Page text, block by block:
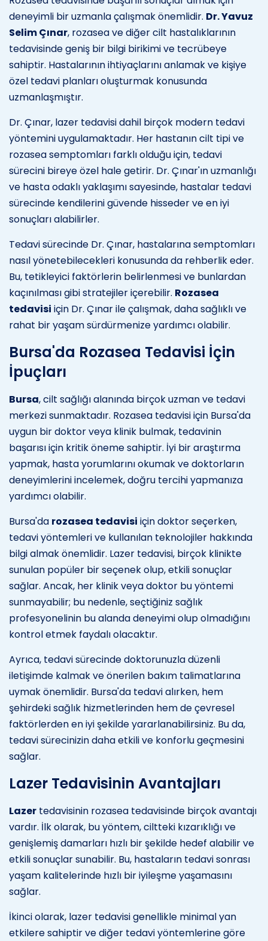
deneyimli bir uzmanla çalışmak önemlidir. Dr. Yavuz
Selim Çınar, rozasea ve diğer cilt hastalıklarının
tedavisinde geniş bir bilgi birikimi ve tecrübeye
sahiptir. Hastalarının ihtiyaçlarını anlamak ve kişiye
özel tedavi planları oluşturmak konusunda
uzmanlaşmıştır.
Dr. Çınar, lazer tedavisi dahil birçok modern tedavi
yöntemini uygulamaktadır. Her hastanın cilt tipi ve
rozasea semptomları farklı olduğu için, tedavi
sürecini bireye özel hale getirir. Dr. Çınar'ın uzmanlığı
ve hasta odaklı yaklaşımı sayesinde, hastalar tedavi
sürecinde kendilerini güvende hisseder ve en iyi
sonuçları alabilirler.
Tedavi sürecinde Dr. Çınar, hastalarına semptomları
nasıl yönetebilecekleri konusunda da rehberlik eder.
Bu, tetikleyici faktörlerin belirlenmesi ve bunlardan
kaçınılması gibi stratejiler içerebilir. Rozasea
tedavisi için Dr. Çınar ile çalışmak, daha sağlıklı ve
rahat bir yaşam sürdürmenize yardımcı olabilir.
Bursa'da Rozasea Tedavisi İçin
İpuçları
Bursa, cilt sağlığı alanında birçok uzman ve tedavi
merkezi sunmaktadır. Rozasea tedavisi için Bursa'da
uygun bir doktor veya klinik bulmak, tedavinin
başarısı için kritik öneme sahiptir. İyi bir araştırma
yapmak, hasta yorumlarını okumak ve doktorların
deneyimlerini incelemek, doğru tercihi yapmanıza
yardımcı olabilir.
Bursa'da rozasea tedavisi için doktor seçerken,
tedavi yöntemleri ve kullanılan teknolojiler hakkında
bilgi almak önemlidir. Lazer tedavisi, birçok klinikte
sunulan popüler bir seçenek olup, etkili sonuçlar
sağlar. Ancak, her klinik veya doktor bu yöntemi
sunmayabilir; bu nedenle, seçtiğiniz sağlık
profesyonelinin bu alanda deneyimi olup olmadığını
kontrol etmek faydalı olacaktır.
Ayrıca, tedavi sürecinde doktorunuzla düzenli
iletişimde kalmak ve önerilen bakım talimatlarına
uymak önemlidir. Bursa'da tedavi alırken, hem
şehirdeki sağlık hizmetlerinden hem de çevresel
faktörlerden en iyi şekilde yararlanabilirsiniz. Bu da,
tedavi sürecinizin daha etkili ve konforlu geçmesini
sağlar.
Lazer Tedavisinin Avantajları
Lazer tedavisinin rozasea tedavisinde birçok avantajı
vardır. İlk olarak, bu yöntem, ciltteki kızarıklığı ve
genişlemiş damarları hızlı bir şekilde hedef alabilir ve
etkili sonuçlar sunabilir. Bu, hastaların tedavi sonrası
yaşam kalitelerinde hızlı bir iyileşme yaşamasını
sağlar.
İkinci olarak, lazer tedavisi genellikle minimal yan
etkilere sahiptir ve diğer tedavi yöntemlerine göre